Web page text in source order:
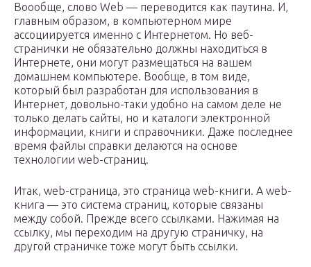
Воообще, слово Web — переводится как паутина. И,
главным образом, в компьютерном мире
ассоциируется именно с Интернетом. Но веб-
странички не обязательно должны находиться в
Интернете, они могут размещаться на вашем
домашнем компьютере. Вообще, в том виде,
который был разработан для использования в
Интернет, довольно-таки удобно на самом деле не
только делать сайты, но и каталоги электронной
информации, книги и справочники. Даже последнее
время файлы справки делаются на основе
технологии web-страниц.
Итак, web-страница, это страница web-книги. А web-
книга — это система страниц, которые связаны
между собой. Прежде всего ссылками. Нажимая на
ссылку, мы переходим на другую страничку, на
другой страничке тоже могут быть ссылки.